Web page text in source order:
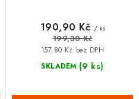
SKLADEM (9 ks)
157,80 Kč bez DPH
190,90 Kč / ks
199,30 Kč